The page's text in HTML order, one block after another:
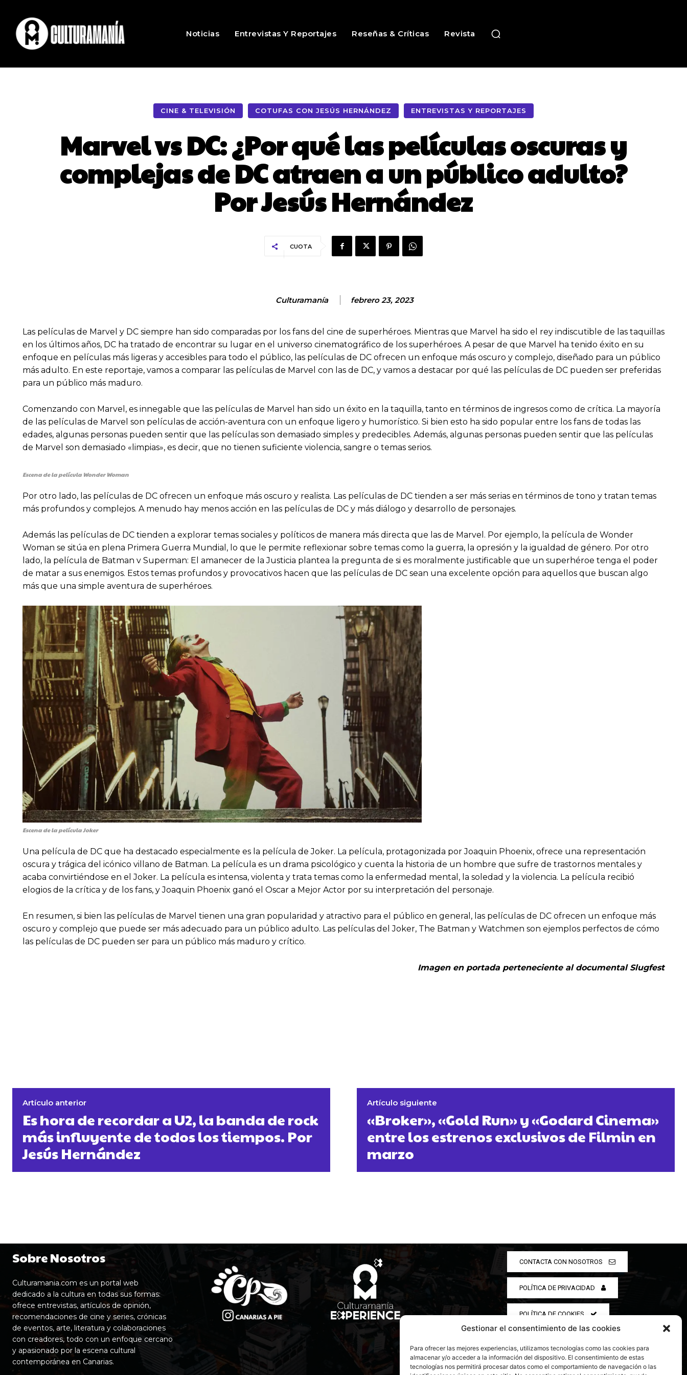
Gestionar el consentimiento de las cookies
Para ofrecer las mejores experiencias, utilizamos tecnologías como las cookies para
almacenar y/o acceder a la información del dispositivo. El consentimiento de estas
tecnologías nos permitirá procesar datos como el comportamiento de navegación o las
Noticias Entrevistas Y Reportajes Reseñas & Críticas Revista
CINE & TELEVISIÓN COTUFAS CON JESÚS HERNÁNDEZ ENTREVISTAS Y REPORTAJES
Marvel vs DC: ¿Por qué las películas oscuras y
complejas de DC atraen a un público adulto?
Por Jesús Hernández
CUOTA
Culturamanía febrero 23, 2023
Las películas de Marvel y DC siempre han sido comparadas por los fans del cine de superhéroes. Mientras que Marvel ha sido el rey indiscutible de las taquillas
en los últimos años, DC ha tratado de encontrar su lugar en el universo cinematográfico de los superhéroes. A pesar de que Marvel ha tenido éxito en su
enfoque en películas más ligeras y accesibles para todo el público, las películas de DC ofrecen un enfoque más oscuro y complejo, diseñado para un público
más adulto. En este reportaje, vamos a comparar las películas de Marvel con las de DC, y vamos a destacar por qué las películas de DC pueden ser preferidas
para un público más maduro.
Comenzando con Marvel, es innegable que las películas de Marvel han sido un éxito en la taquilla, tanto en términos de ingresos como de crítica. La mayoría
de las películas de Marvel son películas de acción-aventura con un enfoque ligero y humorístico. Si bien esto ha sido popular entre los fans de todas las
edades, algunas personas pueden sentir que las películas son demasiado simples y predecibles. Además, algunas personas pueden sentir que las películas
de Marvel son demasiado «limpias», es decir, que no tienen suficiente violencia, sangre o temas serios.
Escena de la película Wonder Woman
Por otro lado, las películas de DC ofrecen un enfoque más oscuro y realista. Las películas de DC tienden a ser más serias en términos de tono y tratan temas
más profundos y complejos. A menudo hay menos acción en las películas de DC y más diálogo y desarrollo de personajes.
Además las películas de DC tienden a explorar temas sociales y políticos de manera más directa que las de Marvel. Por ejemplo, la película de Wonder
Woman se sitúa en plena Primera Guerra Mundial, lo que le permite reflexionar sobre temas como la guerra, la opresión y la igualdad de género. Por otro
lado, la película de Batman v Superman: El amanecer de la Justicia plantea la pregunta de si es moralmente justificable que un superhéroe tenga el poder
de matar a sus enemigos. Estos temas profundos y provocativos hacen que las películas de DC sean una excelente opción para aquellos que buscan algo
más que una simple aventura de superhéroes.
Escena de la película Joker
Una película de DC que ha destacado especialmente es la película de Joker. La película, protagonizada por Joaquin Phoenix, ofrece una representación
oscura y trágica del icónico villano de Batman. La película es un drama psicológico y cuenta la historia de un hombre que sufre de trastornos mentales y
acaba convirtiéndose en el Joker. La película es intensa, violenta y trata temas como la enfermedad mental, la soledad y la violencia. La película recibió
elogios de la crítica y de los fans, y Joaquin Phoenix ganó el Oscar a Mejor Actor por su interpretación del personaje.
En resumen, si bien las películas de Marvel tienen una gran popularidad y atractivo para el público en general, las películas de DC ofrecen un enfoque más
oscuro y complejo que puede ser más adecuado para un público adulto. Las películas del Joker, The Batman y Watchmen son ejemplos perfectos de cómo
las películas de DC pueden ser para un público más maduro y crítico.
Imagen en portada perteneciente al documental Slugfest
Artículo anterior
Es hora de recordar a U2, la banda de rock
más influyente de todos los tiempos. Por
Jesús Hernández
Artículo siguiente
«Broker», «Gold Run» y «Godard Cinema»
entre los estrenos exclusivos de Filmin en
marzo
Sobre Nosotros
Culturamania.com es un portal web
dedicado a la cultura en todas sus formas:
ofrece entrevistas, artículos de opinión,
recomendaciones de cine y series, crónicas
de eventos, arte, literatura y colaboraciones
con creadores, todo con un enfoque cercano
y apasionado por la escena cultural
contemporánea en Canarias.
CONTACTA CON NOSOTROS
POLÍTICA DE PRIVACIDAD
POLÍTICA DE COOKIES